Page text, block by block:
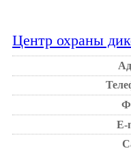
Центр охраны
E-